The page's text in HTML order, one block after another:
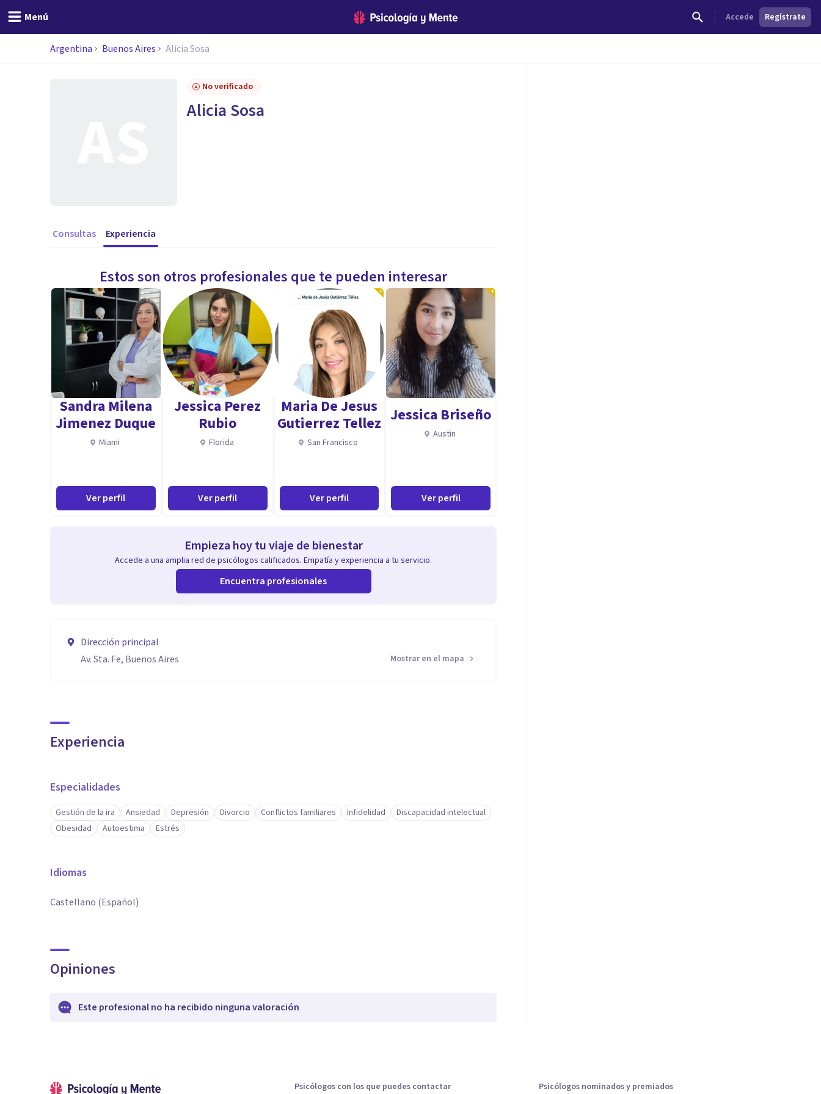
Menú Accede Regístrate
Argentina Buenos Aires Alicia Sosa
No verificado
Alicia Sosa
Consultas Experiencia
Estos son otros profesionales que te pueden interesar
Sandra Milena
Jimenez Duque
Miami
Ver perfil
Jessica Perez
Rubio
Florida
Ver perfil
Maria De Jesus
Gutierrez Tellez
San Francisco
Ver perfil
Jessica Briseño
Austin
Ver perfil
Empieza hoy tu viaje de bienestar
Accede a una amplia red de psicólogos calificados. Empatía y experiencia a tu servicio.
Encuentra profesionales
Dirección principal
Av. Sta. Fe, Buenos Aires
Mostrar en el mapa
Experiencia
Especialidades
Gestión de la ira Ansiedad Depresión Divorcio Conflictos familiares Infidelidad
Discapacidad intelectual
Obesidad
Autoestima Estrés
Idiomas
Castellano (Español)
Opiniones
Este profesional no ha recibido ninguna valoración
Psicólogos con los que puedes contactar Psicólogos nominados y premiados